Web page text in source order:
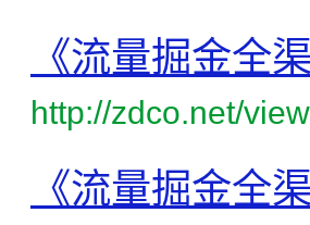
《流量掘金全
http://zdco.net/
《流量掘金全